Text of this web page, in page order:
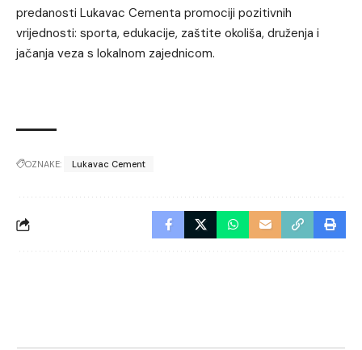
predanosti Lukavac Cementa promociji pozitivnih
vrijednosti: sporta, edukacije, zaštite okoliša, druženja i
jačanja veza s lokalnom zajednicom.
OZNAKE: Lukavac Cement